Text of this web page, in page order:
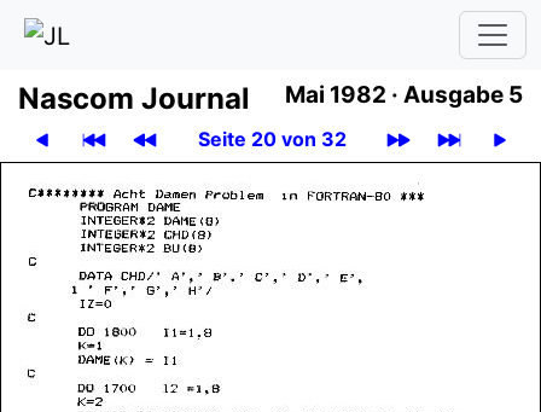
Nascom Journal Mai 1982 · Ausgabe 5
Seite 20 von 32